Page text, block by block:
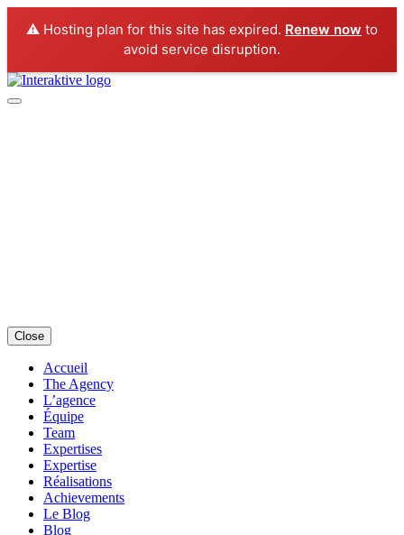
⚠️ Hosting plan for this site has expired. Renew now to
avoid service disruption.
Close
Accueil
The Agency
L’agence
Équipe
Team
Expertises
Expertise
Réalisations
Achievements
Le Blog
Blog